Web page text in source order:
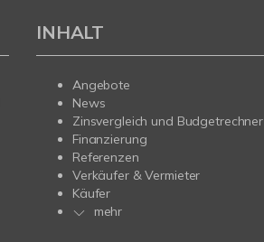
INHALT
Angebote
News
Zinsvergleich und Budgetrechner
Finanzierung
Referenzen
Verkäufer & Vermieter
Käufer
mehr